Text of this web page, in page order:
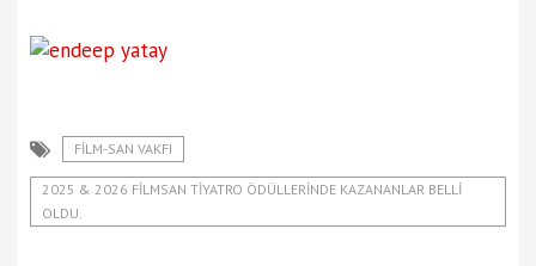
FİLM-SAN VAKFI
2025 & 2026 FİLMSAN TİYATRO ÖDÜLLERİNDE KAZANANLAR BELLİ
OLDU.